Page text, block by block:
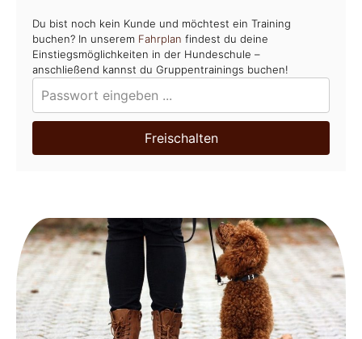
Du bist noch kein Kunde und möchtest ein Training
buchen? In unserem Fahrplan findest du deine
Einstiegsmöglichkeiten in der Hundeschule –
anschließend kannst du Gruppentrainings buchen!
Freischalten